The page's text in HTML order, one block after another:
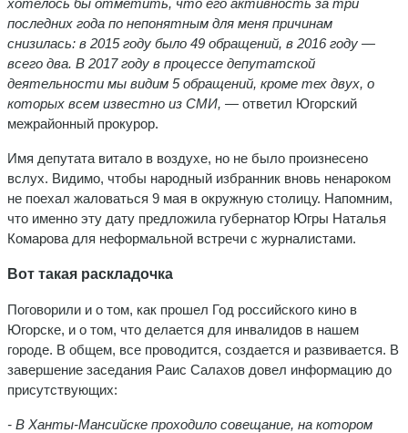
последних года по непонятным для меня причинам
снизилась: в 2015 году было 49 обращений, в 2016 году —
всего два. В 2017 году в процессе депутатской
деятельности мы видим 5 обращений, кроме тех двух, о
которых всем известно из СМИ, — ответил Югорский
межрайонный прокурор.
Имя депутата витало в воздухе, но не было произнесено
вслух. Видимо, чтобы народный избранник вновь ненароком
не поехал жаловаться 9 мая в окружную столицу. Напомним,
что именно эту дату предложила губернатор Югры Наталья
Комарова для неформальной встречи с журналистами.
Вот такая раскладочка
Поговорили и о том, как прошел Год российского кино в
Югорске, и о том, что делается для инвалидов в нашем
городе. В общем, все проводится, создается и развивается. В
завершение заседания Раис Салахов довел информацию до
присутствующих:
- В Ханты-Мансийске проходило совещание, на котором